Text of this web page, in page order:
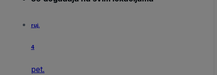
ruj.
4
pet.